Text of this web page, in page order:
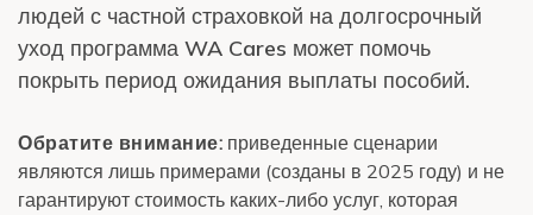
людей с частной страховкой на долгосрочный
уход программа WA Cares может помочь
покрыть период ожидания выплаты пособий.
Обратите внимание: приведенные сценарии
являются лишь примерами (созданы в 2025 году) и не
гарантируют стоимость каких-либо услуг, которая